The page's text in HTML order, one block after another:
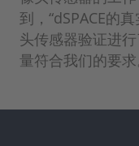
到，“dSPACE的
头传感器验证进
量符合我们的要求